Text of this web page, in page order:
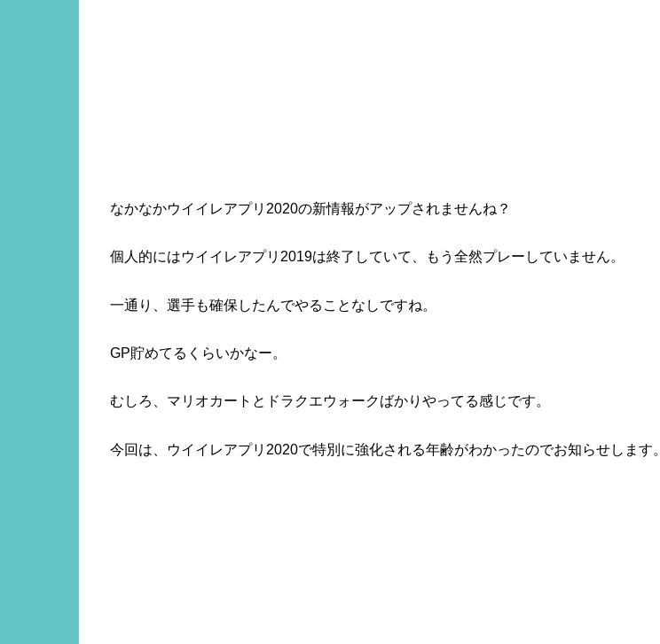
なかなかウイイレアプリ2020の新情報がアップされませんね？
個人的にはウイイレアプリ2019は終了していて、もう全然プレーしていません。
一通り、選手も確保したんでやることなしですね。
GP貯めてるくらいかなー。
むしろ、マリオカートとドラクエウォークばかりやってる感じです。
今回は、ウイイレアプリ2020で特別に強化される年齢がわかったのでお知らせします。